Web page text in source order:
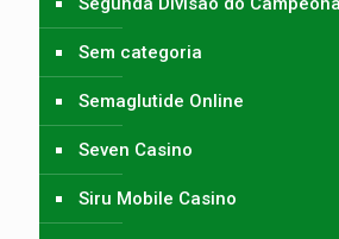
Sem categoria
Semaglutide Online
Seven Casino
Siru Mobile Casino